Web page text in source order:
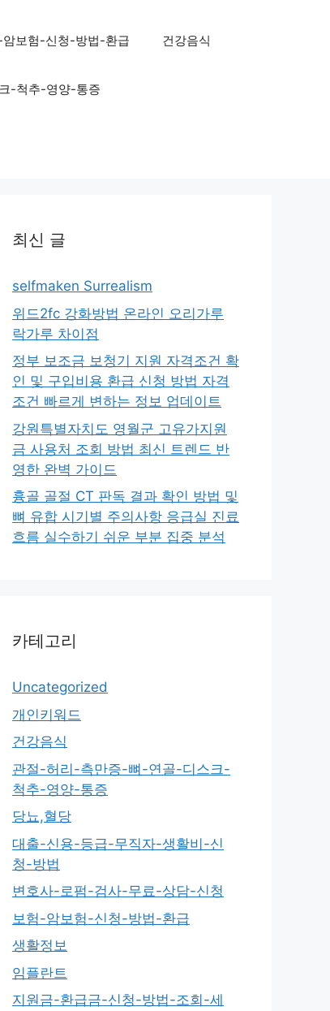
암보험-신청-방법-환급 건강음식
-척추-영양-통증
최신 글
selfmaken Surrealism
위드2fc 강화방법 온라인 오리가루
락가루 차이점
정부 보조금 보청기 지원 자격조건 확
인 및 구입비용 환급 신청 방법 자격
조건 빠르게 변하는 정보 업데이트
강원특별자치도 영월군 고유가지원
금 사용처 조회 방법 최신 트렌드 반
영한 완벽 가이드
흉골 골절 CT 판독 결과 확인 방법 및
뼈 유합 시기별 주의사항 응급실 진료
흐름 실수하기 쉬운 부분 집중 분석
카테고리
Uncategorized
개인키워드
건강음식
관절-허리-측만증-뼈-연골-디스크-
척추-영양-통증
당뇨,혈당
대출-신용-등급-무직자-생활비-신
청-방법
변호사-로펌-검사-무료-상담-신청
보험-암보험-신청-방법-환급
생활정보
임플란트
지원금-환급금-신청-방법-조회-세